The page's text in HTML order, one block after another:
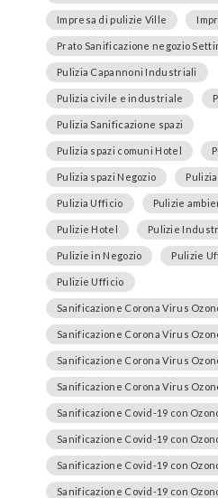
Impresa di pulizie Ville
Prato Sanificazione negozio
Pulizia Capannoni Industriali
Pulizia civile e industriale
Pulizia Sanificazione spazi
Pulizia spazi comuni Hotel
Pulizia spazi Negozio
Pulizia Ufficio Pulizie
Pulizie Hotel Pulizie
Pulizie in Negozio Pulizie
Pulizie Ufficio
Sanificazione Corona Virus
Sanificazione Corona Virus
Sanificazione Corona Virus
Sanificazione Corona Virus
Sanificazione Covid-19 con
Sanificazione Covid-19 con
Sanificazione Covid-19 con
Sanificazione Covid-19 con